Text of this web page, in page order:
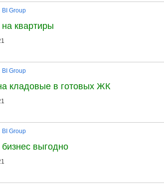
BI Group
квартиры
BI Group
кладовые в готовых ЖК
BI Group
выгодно